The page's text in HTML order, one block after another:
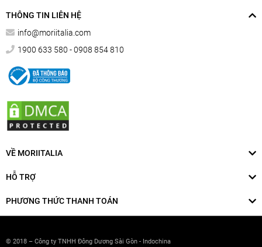
THÔNG TIN LIÊN HỆ
info@moriitalia.com
1900 633 580 - 0908 854 810
VỀ MORIITALIA
HỖ TRỢ
PHƯƠNG THỨC THANH TOÁN
© 2018 – Công ty TNHH Đông Dương Sài Gòn - Indochina